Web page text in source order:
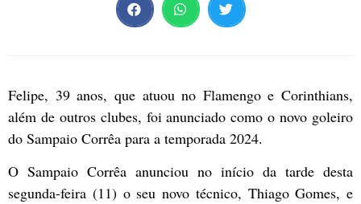
Felipe, 39 anos, que atuou no Flamengo e Corinthians,
além de outros clubes, foi anunciado como o novo goleiro
do Sampaio Corrêa para a temporada 2024.
O Sampaio Corrêa anunciou no início da tarde desta
segunda-feira (11) o seu novo técnico, Thiago Gomes, e